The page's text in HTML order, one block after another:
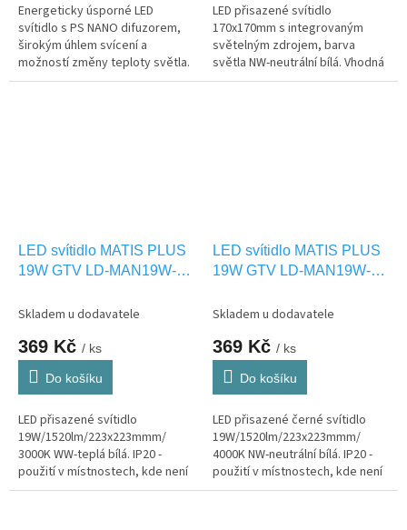
Energeticky úsporné LED
svítidlo s PS NANO difuzorem,
širokým úhlem svícení a
možností změny teploty světla.
LED přisazené svítidlo
170x170mm s integrovaným
světelným zdrojem, barva
světla NW-neutrální bílá. Vhodná
pouze pro INTERIEROVÉ
LED svítidlo MATIS PLUS
19W GTV LD-MAN19W-
Skladem u dodavatele
369 Kč / ks
Do košíku
LED přisazené svítidlo
19W/1520lm/223x223mmm/
3000K WW-teplá bílá. IP20 -
použití v místnostech, kde není
vystaveno vlhkosti.
LED svítidlo MATIS PLUS
19W GTV LD-MAN19W-
Skladem u dodavatele
369 Kč / ks
Do košíku
LED přisazené černé svítidlo
19W/1520lm/223x223mmm/
4000K NW-neutrální bílá. IP20 -
použití v místnostech, kde není
vystaveno vlhkosti.